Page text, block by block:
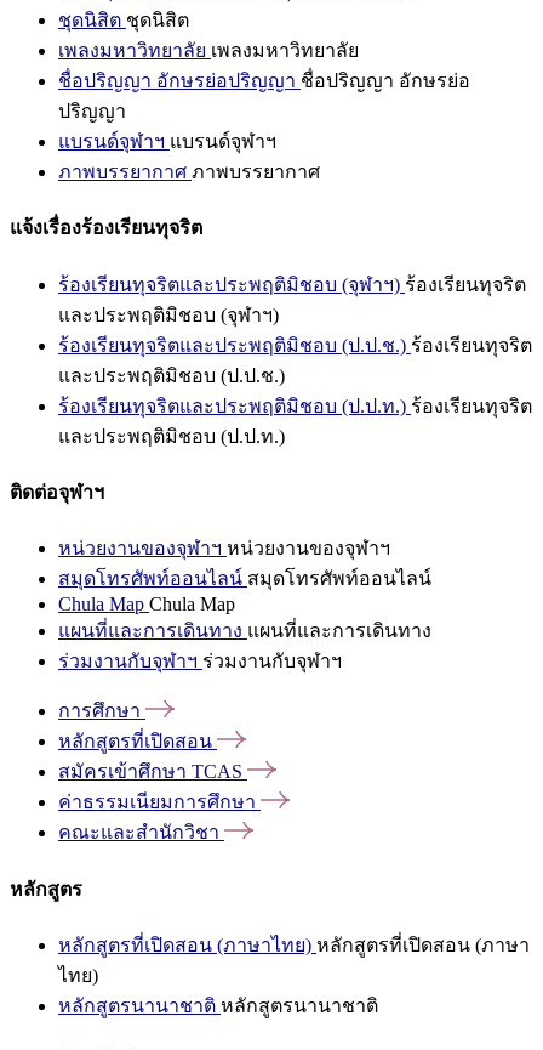
ชุดนิสิต ชุดนิสิต
เพลงมหาวิทยาลัย เพลงมหาวิทยาลัย
ชื่อปริญญา อักษรย่อปริญญา ชื่อปริญญา อักษรย่อ
ปริญญา
แบรนด์จุฬาฯ แบรนด์จุฬาฯ
ภาพบรรยากาศ ภาพบรรยากาศ
แจ้งเรื่องร้องเรียนทุจริต
ร้องเรียนทุจริตและประพฤติมิชอบ (จุฬาฯ) ร้องเรียนทุจริต
และประพฤติมิชอบ (จุฬาฯ)
ร้องเรียนทุจริตและประพฤติมิชอบ (ป.ป.ช.) ร้องเรียนทุจริต
และประพฤติมิชอบ (ป.ป.ช.)
ร้องเรียนทุจริตและประพฤติมิชอบ (ป.ป.ท.) ร้องเรียนทุจริต
และประพฤติมิชอบ (ป.ป.ท.)
ติดต่อจุฬาฯ
หน่วยงานของจุฬาฯ หน่วยงานของจุฬาฯ
สมุดโทรศัพท์ออนไลน์ สมุดโทรศัพท์ออนไลน์
Chula Map Chula Map
แผนที่และการเดินทาง แผนที่และการเดินทาง
ร่วมงานกับจุฬาฯ ร่วมงานกับจุฬาฯ
การศึกษา
หลักสูตรที่เปิดสอน
สมัครเข้าศึกษา TCAS
ค่าธรรมเนียมการศึกษา
คณะและสำนักวิชา
หลักสูตร
หลักสูตรที่เปิดสอน (ภาษาไทย) หลักสูตรที่เปิดสอน (ภาษา
ไทย)
หลักสูตรนานาชาติ หลักสูตรนานาชาติ